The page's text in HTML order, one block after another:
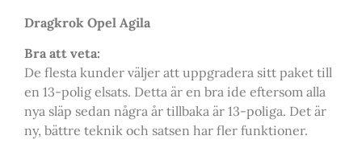
Dragkrok Opel Agila
Bra att veta:
De flesta kunder väljer att uppgradera sitt paket till
en 13-polig elsats. Detta är en bra ide eftersom alla
nya släp sedan några år tillbaka är 13-poliga. Det är
ny, bättre teknik och satsen har fler funktioner.